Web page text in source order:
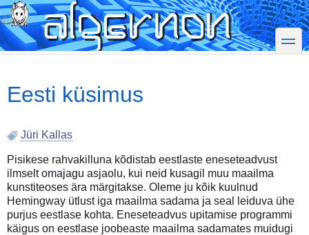
Skip
to
main
content
toggle
Eesti küsimus
Jüri Kallas
Pisikese rahvakilluna kõdistab eestlaste eneseteadvust
ilmselt omajagu asjaolu, kui neid kusagil muu maailma
kunstiteoses ära märgitakse. Oleme ju kõik kuulnud
Hemingway ütlust iga maailma sadama ja seal leiduva ühe
purjus eestlase kohta. Eneseteadvus upitamise programmi
käigus on eestlase joobeaste maailma sadamates muidugi